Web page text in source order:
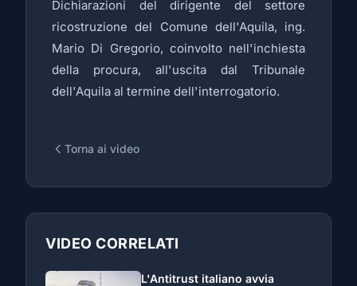
Dichiarazioni del dirigente del settore
ricostruzione del Comune dell'Aquila, ing.
Mario Di Gregorio, coinvolto nell'inchiesta
della procura, all'uscita dal Tribunale
dell'Aquila al termine dell'interrogatorio.
Torna ai video
VIDEO CORRELATI
L'Antitrust italiano avvia